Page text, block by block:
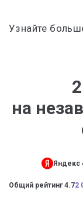
Узнайте
на
Яндекс
Общий рейтинг 4.72